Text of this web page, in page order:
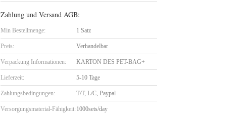
Zahlung und Versand AGB:
Min Bestellmenge: 1 Satz
Preis: Verhandelbar
Verpackung Informationen: KARTON DES PET-BAG+
Lieferzeit: 5-10 Tage
Zahlungsbedingungen: T/T, L/C, Paypal
Versorgungsmaterial-Fähigkeit: 1000sets/day